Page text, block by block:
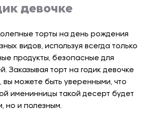
девочке
торты на день рождения
видов, используя всегда только
продукты, безопасные для
Заказывая торт на годик девочке
можете быть уверенными, что
именинницы такой десерт будет
но и полезным.